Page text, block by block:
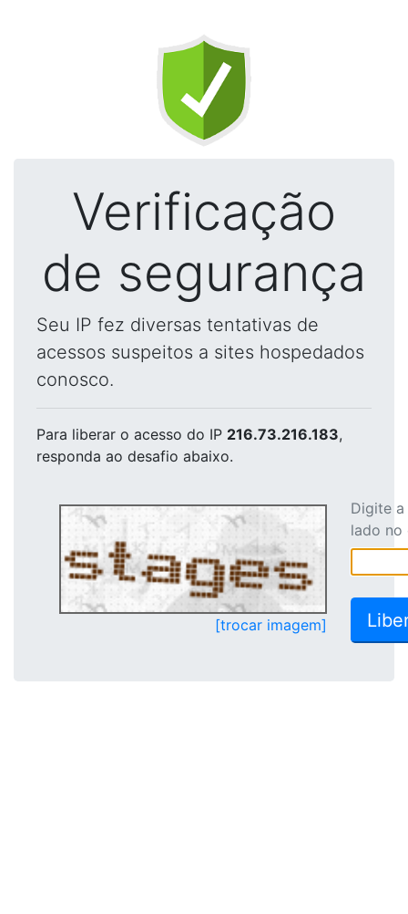
Verificação
de segurança
Seu IP fez diversas tentativas de
acessos suspeitos a sites hospedados
conosco.
Para liberar o acesso do IP 216.73.216.183,
responda ao desafio abaixo.
[trocar imagem]
Digite
lado no